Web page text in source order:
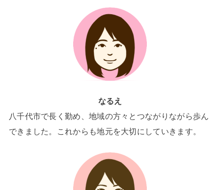
なるえ
八千代市で長く勤め、地域の方々とつながりながら歩ん
できました。これからも地元を大切にしていきます。